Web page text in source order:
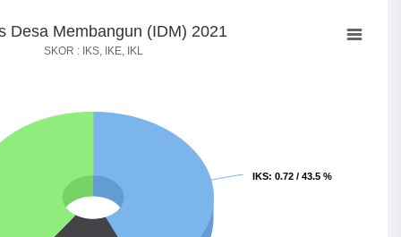
(IDM) 2021
Desa Membangun (IDM) 2021
SKOR : IKS, IKE, IKL
IKS: 0.72 / 43.5 %
IKS: 0.72 / 43.5 %